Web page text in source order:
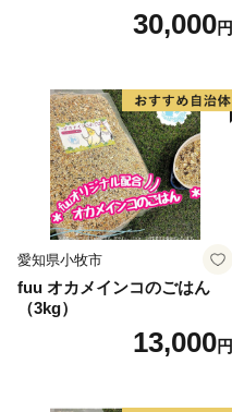
30,000円
愛知県小牧市
fuu オカメインコのごはん
（3kg）
13,000円